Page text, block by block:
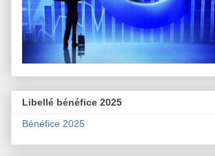
Libellé bénéfice 2025
Bénéfice 2025